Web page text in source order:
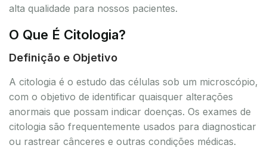
alta qualidade para nossos pacientes.
O Que É Citologia?
Definição e Objetivo
A citologia é o estudo das células sob um microscópio,
com o objetivo de identificar quaisquer alterações
anormais que possam indicar doenças. Os exames de
citologia são frequentemente usados para diagnosticar
ou rastrear cânceres e outras condições médicas.